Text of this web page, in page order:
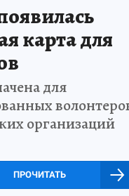
карта для
для
организаций
ПРОЧИТАТЬ